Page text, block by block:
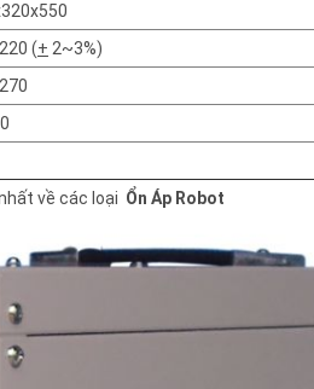
(+ 2~3%)
về các loại Ổn Áp Robot